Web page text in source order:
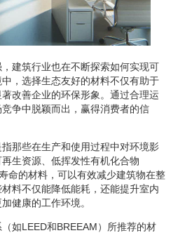
建筑行业也在不断探索如何实现可
，选择生态友好的材料不仅有助于
改善企业的环保形象。通过合理运
争中脱颖而出，赢得消费者的信
那些在生产和使用过程中对环境影
生资源、低挥发性有机化合物
命的材料，可以有效减少建筑物在整
料不仅能降低能耗，还能提升室内
健康的工作环境。
如LEED和BREEAM）所推荐的材